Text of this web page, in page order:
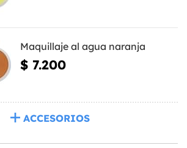
Maquillaje al agua naranja
$ 7.200
ACCESORIOS